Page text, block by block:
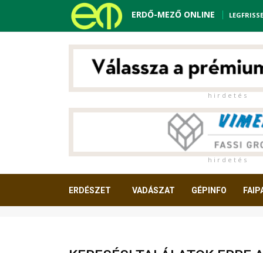
ERDŐ-MEZŐ ONLINE
h i r d e t é s
h i r d e t é s
ERDÉSZET VADÁSZAT GÉPINFO